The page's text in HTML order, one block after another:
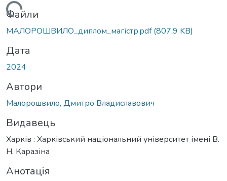
Файли
МАЛОРОШВИЛО_диплом_магістр.pdf(807,9 KB)
Дата
2024
Автори
Малорошвило, Дмитро Владиславович
Видавець
Харків : Харківський національний університет імені В.
Н. Каразіна
Анотація